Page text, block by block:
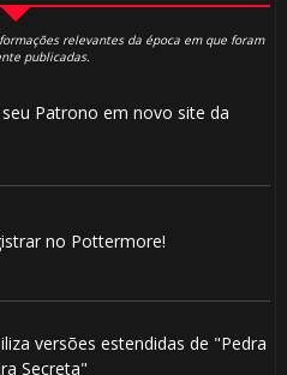
relevantes da época em que foram
publicadas.
Patrono em novo site da
no Pottermore!
versões estendidas de "Pedra
Secreta"